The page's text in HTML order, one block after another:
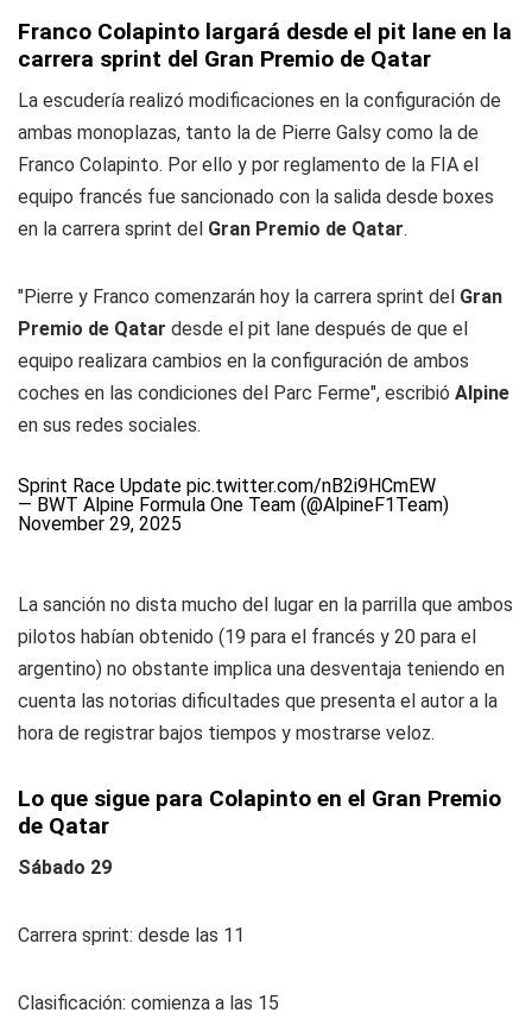
Franco Colapinto largará desde el pit lane en la
carrera sprint del Gran Premio de Qatar
La escudería realizó modificaciones en la configuración de
ambas monoplazas, tanto la de Pierre Galsy como la de
Franco Colapinto. Por ello y por reglamento de la FIA el
equipo francés fue sancionado con la salida desde boxes
en la carrera sprint del Gran Premio de Qatar.
"Pierre y Franco comenzarán hoy la carrera sprint del Gran
Premio de Qatar desde el pit lane después de que el
equipo realizara cambios en la configuración de ambos
coches en las condiciones del Parc Ferme", escribió Alpine
en sus redes sociales.
Sprint Race Update pic.twitter.com/nB2i9HCmEW
— BWT Alpine Formula One Team (@AlpineF1Team)
November 29, 2025
La sanción no dista mucho del lugar en la parrilla que ambos
pilotos habían obtenido (19 para el francés y 20 para el
argentino) no obstante implica una desventaja teniendo en
cuenta las notorias dificultades que presenta el autor a la
hora de registrar bajos tiempos y mostrarse veloz.
Lo que sigue para Colapinto en el Gran Premio
de Qatar
Sábado 29
Carrera sprint: desde las 11
Clasificación: comienza a las 15